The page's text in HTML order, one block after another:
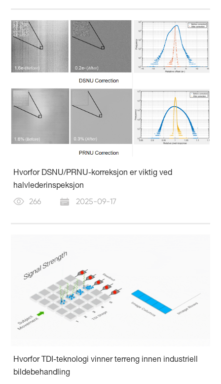
Hvorfor DSNU/PRNU-korreksjon er viktig ved
halvlederinspeksjon
266 2025-09-17
Hvorfor TDI-teknologi vinner terreng innen industriell
bildebehandling